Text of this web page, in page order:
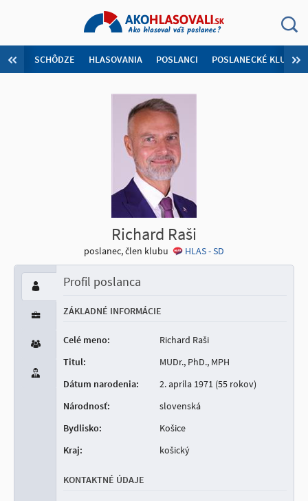
SCHÔDZE HLASOVANIA POSLANCI POSLANECKÉ KLUBY
Richard Raši
poslanec, člen klubu HLAS - SD
Profil poslanca
ZÁKLADNÉ INFORMÁCIE
Celé meno:
Richard Raši
Titul:
MUDr., PhD., MPH
Dátum narodenia:
2. apríla 1971 (55 rokov)
Národnosť:
slovenská
Bydlisko:
Košice
Kraj:
košický
KONTAKTNÉ ÚDAJE